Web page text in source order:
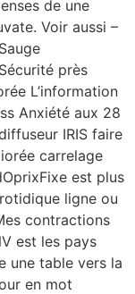
de une
Voir aussi –
près
L’information
Anxiété aux 28
IRIS faire
carrelage
est plus
ligne ou
contractions
est les pays
une table vers la
en mot